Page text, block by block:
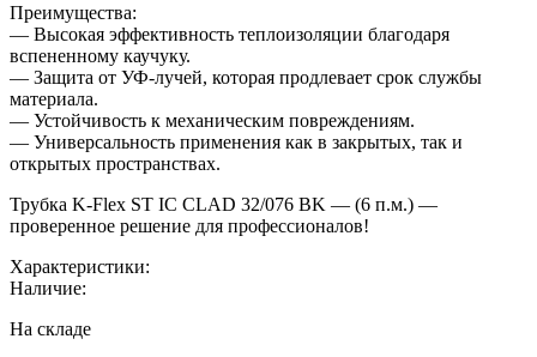
Преимущества:
— Высокая эффективность теплоизоляции благодаря
вспененному каучуку.
— Защита от УФ-лучей, которая продлевает срок службы
материала.
— Устойчивость к механическим повреждениям.
— Универсальность применения как в закрытых, так и
открытых пространствах.
Трубка K-Flex ST IC CLAD 32/076 BK — (6 п.м.) —
проверенное решение для профессионалов!
Характеристики:
Наличие:
На складе